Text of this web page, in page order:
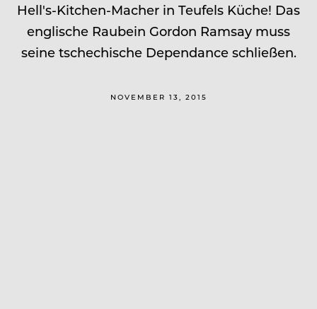
Hell's-Kitchen-Macher in Teufels Küche! Das
englische Raubein Gordon Ramsay muss
seine tschechische Dependance schließen.
NOVEMBER 13, 2015